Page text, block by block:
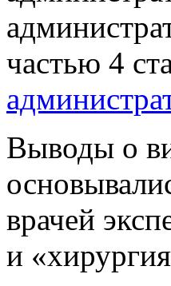
частью 4
Выводы о
врачей
и